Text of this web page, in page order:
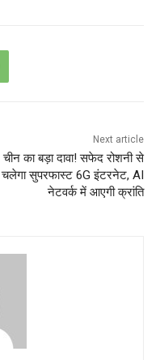
Next article
चीन का बड़ा दावा! सफेद रोशनी से
चलेगा सुपरफास्ट 6G इंटरनेट, AI
नेटवर्क में आएगी क्रांति